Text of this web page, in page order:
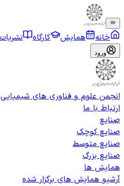
خانه همایش کارگاه نشریات
ورود
انجمن علوم و فناوری های شیمیایی
ارتباط با ما
صنایع
صنایع کوچک
صنایع متوسط
صنایع بزرگ
همایش ها
آرشیو همایش های برگزار شده